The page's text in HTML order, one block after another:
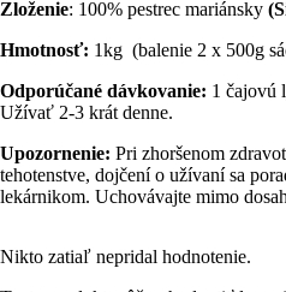
Zloženie: 100% pestrec mariánsky
Hmotnosť: 1kg (balenie 2 x 500g
Odporúčané dávkovanie: 1 čajovú
Užívať 2-3 krát denne.
Upozornenie: Pri zhoršenom
tehotenstve, dojčení o užívaní sa
lekárnikom. Uchovávajte mimo
Nikto zatiaľ nepridal hodnotenie.